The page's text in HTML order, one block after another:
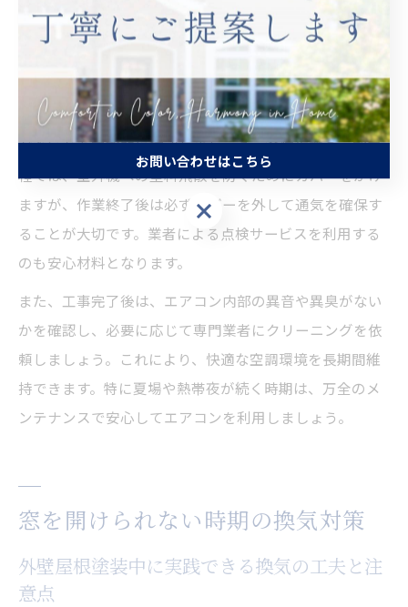
とで、塗料やホコリの影響を抑えることができます。特
に、長期間エアコンを使用していない場合は、事前の点
検が重要です。
工事期間中は、室外機周辺の養生状態や排気口の詰まり
がないかを定期的に確認しましょう。塗装作業の一部工
程では、室外機への塗料飛散を防ぐためにカバーをかけ
ますが、作業終了後は必ずカバーを外して通気を確保す
ることが大切です。業者による点検サービスを利用する
のも安心材料となります。
また、工事完了後は、エアコン内部の異音や異臭がない
かを確認し、必要に応じて専門業者にクリーニングを依
頼しましょう。これにより、快適な空調環境を長期間維
持できます。特に夏場や熱帯夜が続く時期は、万全のメ
ンテナンスで安心してエアコンを利用しましょう。
窓を開けられない時期の換気対策
外壁屋根塗装中に実践できる換気の工夫と注
意点
お問い合わせはこちら
お問い合わせはこちら